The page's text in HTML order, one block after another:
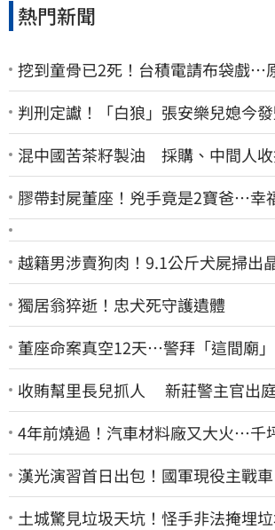
熱門新聞
挖到童骨已2死！台積電請布袋戲…
判刑定讞！「白狼」張安樂兒媳今
混中國苦茶籽製油 採購、中間人
膠帶封屍董座！兇手竟是2寶爸…幸
越籍男涉賣狗肉！9.1公斤犬屍掃出
獨居翁猝逝！忠犬死守護遺體
董座命案真空12天…警拜「這間廟
收賄幫里長兒抓人 新莊警主官出
4年前燒過！汽車材料廠又大火…千
漢光演習首日出包！國軍現役主戰
撿到零件…軍方說話了
土城驚見垃圾天坑！怪手非法掩埋